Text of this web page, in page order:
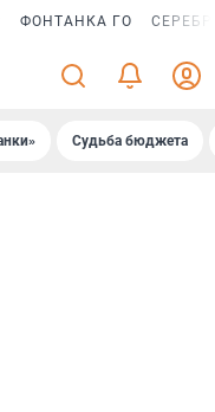
ФОНТАНКА ГО
Судьба бюджета